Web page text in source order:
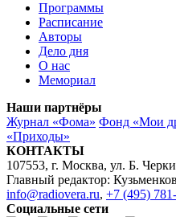
Программы
Расписание
Авторы
Дело дня
О нас
Мемориал
Наши партнёры
Журнал «Фома» Фонд «Мои
«Приходы»
КОНТАКТЫ
107553, г. Москва, ул. Б.
Главный редактор:
info@radiovera.ru, +7 (495)
Социальные сети